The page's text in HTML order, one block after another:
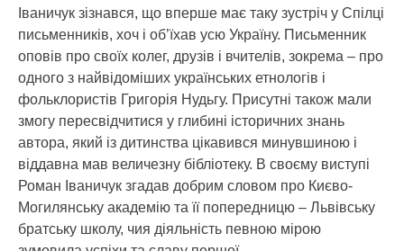
Іваничук зізнався, що вперше має таку зустріч у Спілці
письменників, хоч і об’їхав усю Україну. Письменник
оповів про своїх колег, друзів і вчителів, зокрема – про
одного з найвідоміших українських етнологів і
фольклористів Григорія Нудьгу. Присутні також мали
змогу пересвідчитися у глибині історичних знань
автора, який із дитинства цікавився минувшиною і
віддавна мав величезну бібліотеку. В своєму виступі
Роман Іваничук згадав добрим словом про Києво-
Могилянську академію та її попередницю – Львівську
братську школу, чия діяльність певною мірою